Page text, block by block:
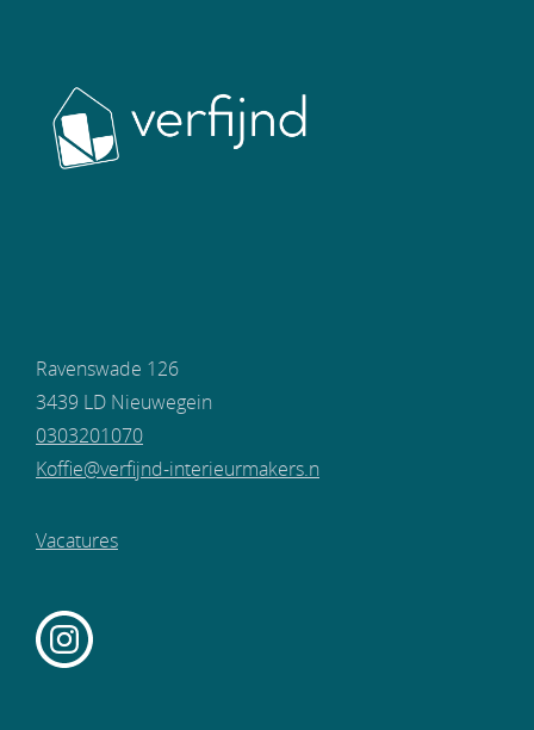
Ravenswade 126
3439 LD Nieuwegein
0303201070
Koffie@verfijnd-interieurmakers.n
Vacatures